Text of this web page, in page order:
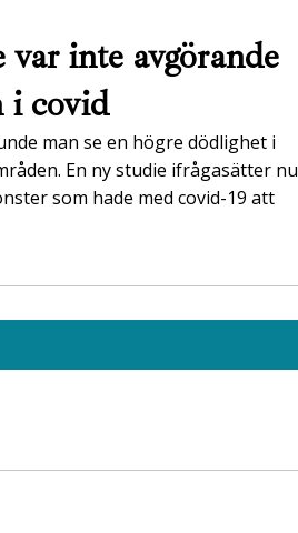
var inte avgörande
i covid
man se en högre dödlighet i
En ny studie ifrågasätter nu
som hade med covid-19 att